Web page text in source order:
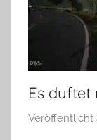
Es duftet
Veröffentlicht